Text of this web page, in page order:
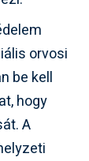
orvosi
be kell
hogy
A